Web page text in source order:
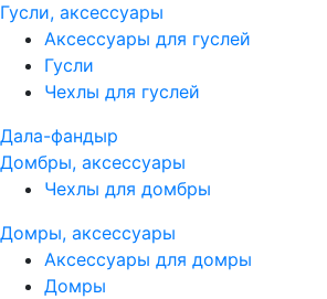
Гусли, аксессуары
Аксессуары для гуслей
Гусли
Чехлы для гуслей
Дала-фандыр
Домбры, аксессуары
Чехлы для домбры
Домры, аксессуары
Аксессуары для домры
Домры